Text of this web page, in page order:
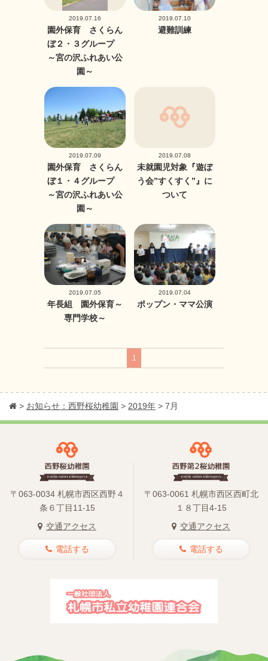
2019.07.16
園外保育 さくらん
ぼ２・３グループ
～宮の沢ふれあい公
園～
2019.07.10
避難訓練
2019.07.09
園外保育 さくらん
ぼ１・４グループ
～宮の沢ふれあい公
園～
2019.07.08
未就園児対象『遊ぼ
う会”すくすく”』に
ついて
2019.07.05
年長組 園外保育～
専門学校～
2019.07.04
ポップン・ママ公演
1
> お知らせ：西野桜幼稚園 > 2019年 > 7月
〒063-0034 札幌市西区西野４
条６丁目11-15
交通アクセス
電話する
〒063-0061 札幌市西区西町北
１８丁目4-15
交通アクセス
電話する